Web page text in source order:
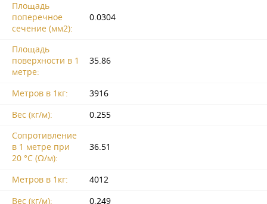
Площадь
поперечное
сечение (мм2):
0.0304
Площадь
поверхности в 1
метре:
35.86
Метров в 1кг:
3916
Вес (кг/м):
0.255
Сопротивление
в 1 метре при
20 °C (Ω/м):
36.51
Метров в 1кг:
4012
Вес (кг/м):
0.249